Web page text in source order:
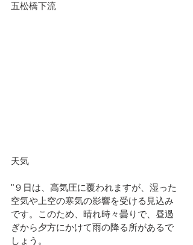
五松橋下流
天気
"９日は、高気圧に覆われますが、湿った
空気や上空の寒気の影響を受ける見込み
です。このため、晴れ時々曇りで、昼過
ぎから夕方にかけて雨の降る所があるで
しょう。